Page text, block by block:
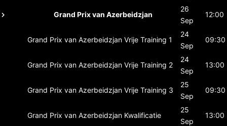
Grand Prix van Azerbeidzjan
26
Sep
12:00
Grand Prix van Azerbeidzjan Vrije Training 1
24
Sep
09:30
Grand Prix van Azerbeidzjan Vrije Training 2
24
Sep
13:00
Grand Prix van Azerbeidzjan Vrije Training 3
25
Sep
09:30
Grand Prix van Azerbeidzjan Kwalificatie
25
Sep
13:00